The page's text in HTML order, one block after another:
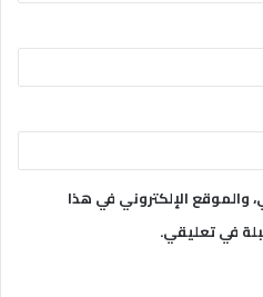
والموقع الإلكتروني في هذا
في تعليقي.